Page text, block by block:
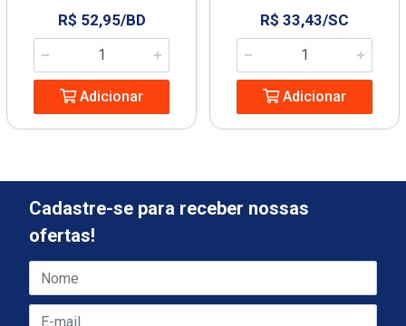
R$ 52,95/BD
Adicionar
R$ 33,43/SC
Adicionar
Cadastre-se para receber nossas
ofertas!